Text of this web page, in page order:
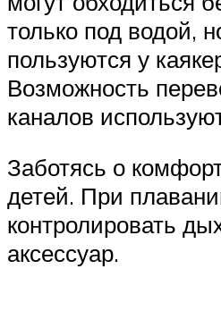
только под водой,
пользуются у
Возможность
каналов
Заботясь о
детей. При
контролировать
аксессуар.